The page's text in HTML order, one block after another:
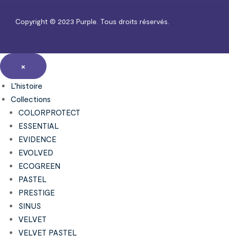
Copyright © 2023 Purple. Tous droits réservés.
×
L’histoire
Collections
COLORPROTECT
ESSENTIAL
EVIDENCE
EVOLVED
ECOGREEN
PASTEL
PRESTIGE
SINUS
VELVET
VELVET PASTEL